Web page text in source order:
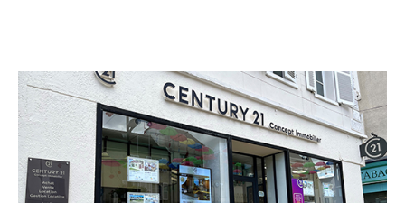
CENTURY 21 Concept Immobilier
7 Place du Marché
BRIE COMTE ROBERT - 77170